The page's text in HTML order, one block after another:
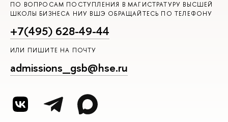
ПО ВОПРОСАМ ПОСТУПЛЕНИЯ В МАГИСТРАТУРУ ВЫСШЕЙ
ШКОЛЫ БИЗНЕСА НИУ ВШЭ ОБРАЩАЙТЕСЬ ПО ТЕЛЕФОНУ
+7(495) 628-49-44
ИЛИ ПИШИТЕ НА ПОЧТУ
admissions_gsb@hse.ru